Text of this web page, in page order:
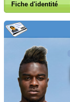
Fiche d'identité